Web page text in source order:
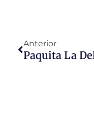
Anterior